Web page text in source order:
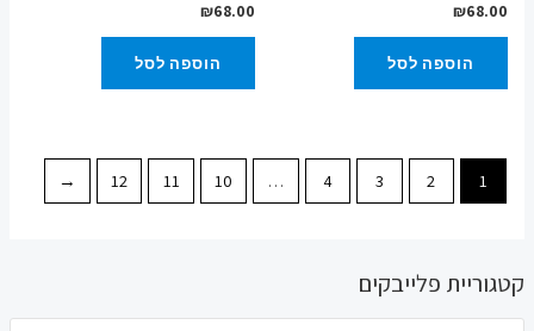
קטגוריית פלייבקים
₪68.00
הוספה לסל
₪68.00
הוספה לסל
1
2
3
4
…
10
11
12
←